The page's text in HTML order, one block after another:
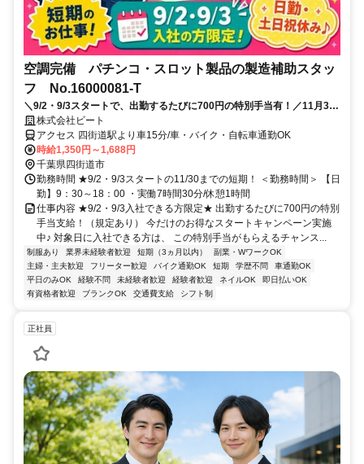
空調完備 パチンコ・スロット製品の製造補助スタッ
フ No.16000081-T
＼9/2・9/3スタートで、出勤するたびに700円の特別手当有！／11月30
日までの短期★無料送迎あり♪空調完備♪男女活躍中！
株式会社ビート
アクセス 四街道駅より車15分/車・バイク・自転車通勤OK
時給1,350円～1,688円
千葉県四街道市
勤務時間 ★9/2・9/3スタートの11/30までの短期！ ＜勤務時間＞ 【日
勤】9：30～18：00 ・実働7時間30分/休憩1時間
仕事内容 ★9/2・9/3入社できる方限定★ 出勤するたびに700円の特別
手当支給！（規定あり） 今だけのお得なスタートキャンペーン実施
中♪ 対象日に入社できる方は、 この特別手当がもらえるチャンス...
制服あり 業界未経験者歓迎 短期（3ヵ月以内）
副業・WワークOK
主婦・主夫歓迎
フリーター歓迎 バイク通勤OK 短期 学歴不問
車通勤OK
平日のみOK
経験不問 未経験者歓迎 経験者歓迎 ネイルOK
即日払いOK
有資格者歓迎
ブランクOK 交通費支給 シフト制
正社員